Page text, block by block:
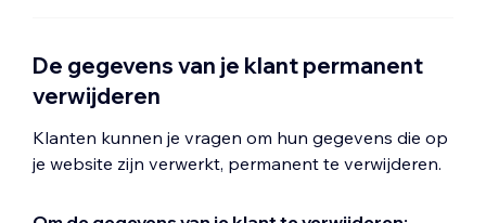
De gegevens van je klant permanent
verwijderen
Klanten kunnen je vragen om hun gegevens die op
je website zijn verwerkt, permanent te verwijderen.